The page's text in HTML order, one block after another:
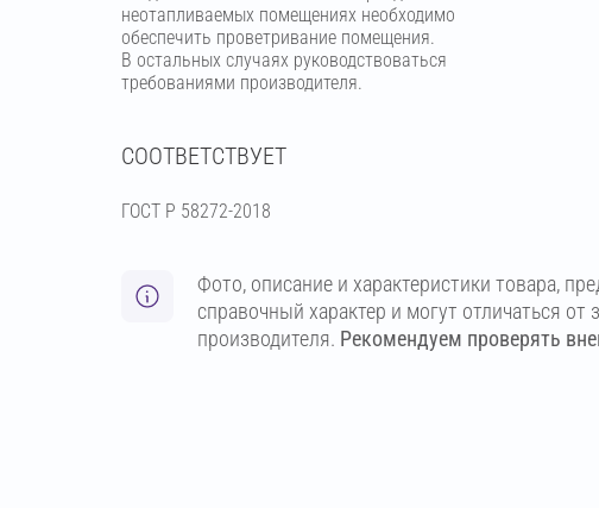
неотапливаемых помещениях необходимо
обеспечить проветривание помещения.
В остальных случаях руководствоваться
требованиями производителя.
СООТВЕТСТВУЕТ
ГОСТ Р 58272-2018
Фото, описание и характеристики товара,
справочный характер и могут отличаться
производителя. Рекомендуем проверять